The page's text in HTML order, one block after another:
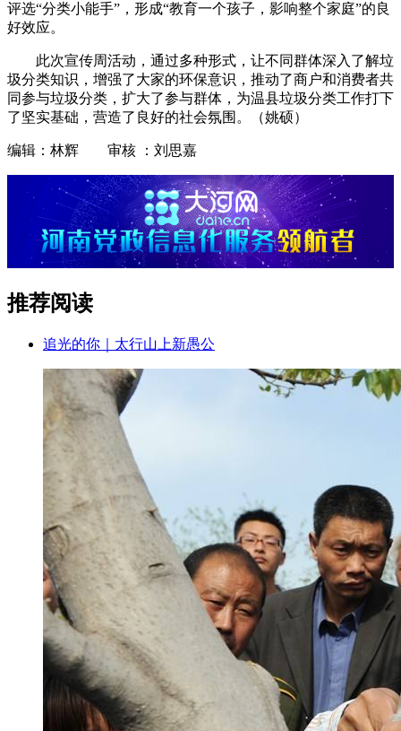
评选“分类小能手”，形成“教育一个孩子，影响整个家庭”的良
好效应。
此次宣传周活动，通过多种形式，让不同群体深入了解垃
圾分类知识，增强了大家的环保意识，推动了商户和消费者共
同参与垃圾分类，扩大了参与群体，为温县垃圾分类工作打下
了坚实基础，营造了良好的社会氛围。（姚硕）
编辑：林辉 审核 ：刘思嘉
推荐阅读
追光的你｜太行山上新愚公